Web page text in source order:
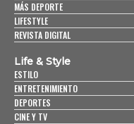
MÁS DEPORTE
LIFESTYLE
REVISTA DIGITAL
Life & Style
ESTILO
ENTRETENIMIENTO
DEPORTES
CINE Y TV